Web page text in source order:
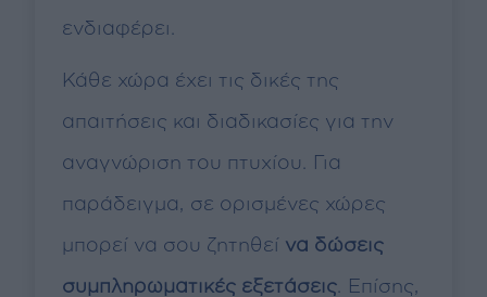
ενδιαφέρει.
Κάθε χώρα έχει τις δικές της
απαιτήσεις και διαδικασίες για την
αναγνώριση του πτυχίου. Για
παράδειγμα, σε ορισμένες χώρες
μπορεί να σου ζητηθεί να δώσεις
συμπληρωματικές εξετάσεις . Επίσης,